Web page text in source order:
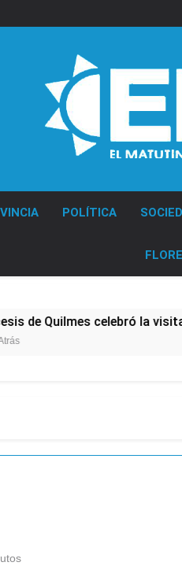
POLÍTICA
celebró la visita del